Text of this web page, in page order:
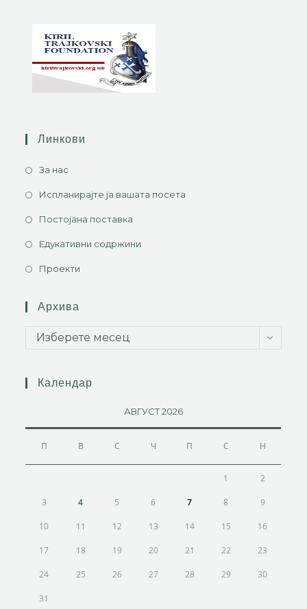
Линкови
За нас
Испланирајте ја вашата посета
Постојана поставка
Едукативни содржини
Проекти
Архива
Изберете месец
Календар
АВГУСТ 2026
П В С Ч П С Н
1 2
3 4 5 6 7 8 9
10 11 12 13 14 15 16
17 18 19 20 21 22 23
24 25 26 27 28 29 30
31